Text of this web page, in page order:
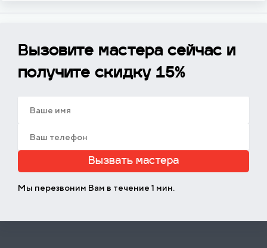
Вызовите мастера сейчас и
получите скидку 15%
Вызвать мастера
Мы перезвоним Вам в течение 1 мин.